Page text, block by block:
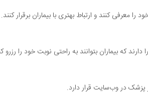
معرفی کنند و ارتباط بهتری با بیماران برقرار کنند.
که بیماران بتوانند به راحتی نوبت خود را رزرو
در وب‌سایت قرار دارد.